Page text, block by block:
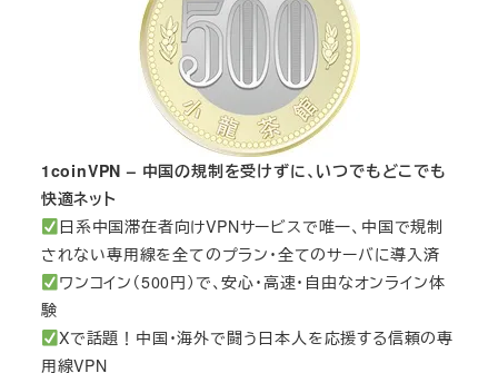
1coinVPN – 中国の規制を受けずに、いつでもどこでも
快適ネット
日系中国滞在者向けVPNサービスで唯一、中国で規制
されない専用線を全てのプラン・全てのサーバに導入済
ワンコイン（500円）で、安心・高速・自由なオンライン体
験
Xで話題！中国・海外で闘う日本人を応援する信頼の専
用線VPN